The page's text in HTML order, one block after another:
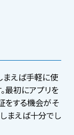
えば手軽に使
最初にアプリを
をする機会がそ
まえば十分でし